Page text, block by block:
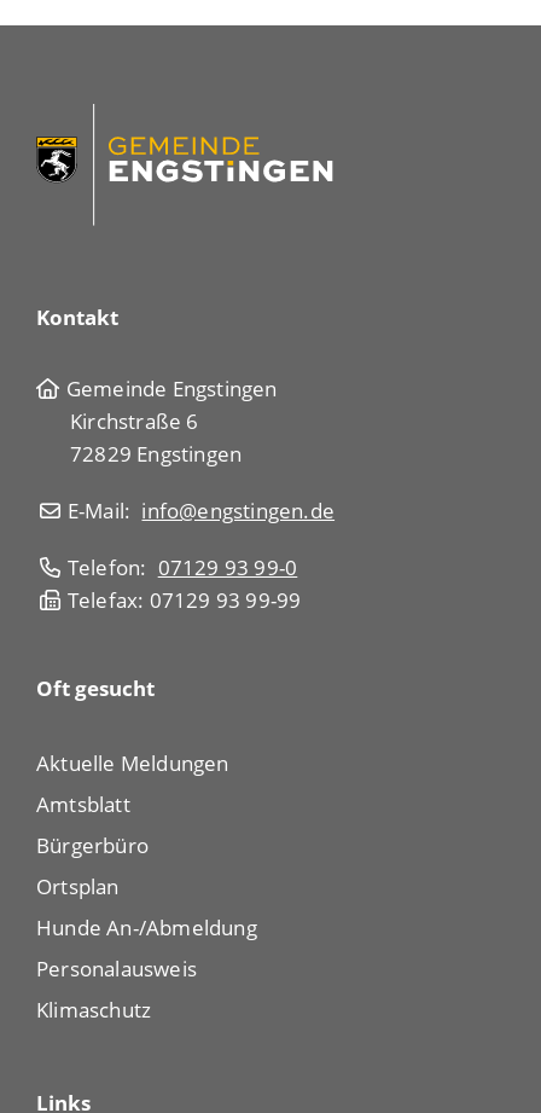
Kontakt
Gemeinde Engstingen
Kirchstraße 6
72829 Engstingen
E-Mail: info@engstingen.de
Telefon: 07129 93 99-0
Telefax: 07129 93 99-99
Oft gesucht
Aktuelle Meldungen
Amtsblatt
Bürgerbüro
Ortsplan
Hunde An-/Abmeldung
Personalausweis
Klimaschutz
Links